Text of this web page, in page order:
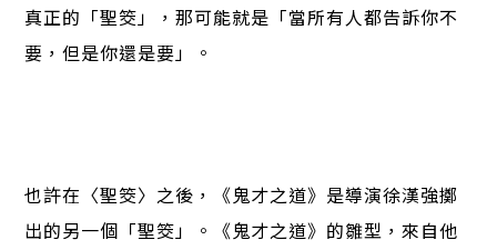
真正的「聖筊」，那可能就是「當所有人都告訴你不
要，但是你還是要」。
也許在〈聖筊〉之後，《鬼才之道》是導演徐漢強擲
出的另一個「聖筊」。《鬼才之道》的雛型，來自他